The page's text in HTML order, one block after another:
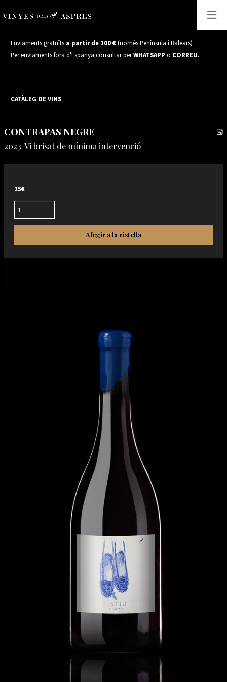
Enviaments gratuïts a partir de 100 €(només Península i Balears)
Per enviaments fora d'Espanya consultar perWHATSAPP o CORREU.
CATÀLEG DE VINS
CONTRAPAS NEGRE
2023| Vi brisat de mínima intervenció
25€
Afegir a la cistella